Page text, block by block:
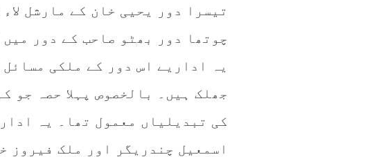
تیسرا دور یحیی خان کے مارشل
چوتھا دور بھٹو صاحب کے دور
یہ اداریے اس دور کے ملکی
جھلک ہیں۔ بالخصوص پہلا حصہ جو
کی تبدیلیاں معمول تھا۔ یہ
اسمعیل چندریگر اور ملک فیروز